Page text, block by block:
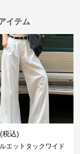
イテム
(税込)
エットタックワイド